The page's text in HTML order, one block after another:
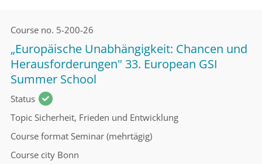
Course no. 5-200-26
„Europäische Unabhängigkeit: Chancen und
Herausforderungen" 33. European GSI
Summer School
Status
Topic Sicherheit, Frieden und Entwicklung
Course format Seminar (mehrtägig)
Course city Bonn